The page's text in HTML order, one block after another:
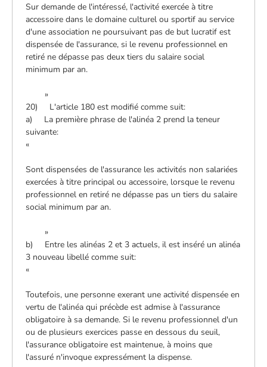
Sur demande de l'intéressé, l'activité exercée à titre
accessoire dans le domaine culturel ou sportif au service
d'une association ne poursuivant pas de but lucratif est
dispensée de l'assurance, si le revenu professionnel en
retiré ne dépasse pas deux tiers du salaire social
minimum par an.
»
20) L'article 180 est modifié comme suit:
a) La première phrase de l'alinéa 2 prend la teneur
suivante:
«
Sont dispensées de l'assurance les activités non salariées
exercées à titre principal ou accessoire, lorsque le revenu
professionnel en retiré ne dépasse pas un tiers du salaire
social minimum par an.
»
b) Entre les alinéas 2 et 3 actuels, il est inséré un alinéa
3 nouveau libellé comme suit:
«
Toutefois, une personne exerant une activité dispensée en
vertu de l'alinéa qui précède est admise à l'assurance
obligatoire à sa demande. Si le revenu professionnel d'un
ou de plusieurs exercices passe en dessous du seuil,
l'assurance obligatoire est maintenue, à moins que
l'assuré n'invoque expressément la dispense.